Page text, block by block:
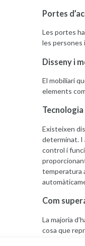
Portes
Les portes
les persones
Disseny i
El mobiliari
elements
Tecnologia
Existeixen
determinat. I
control i
temperatura
Com
La majoria
cosa que
llavors, per